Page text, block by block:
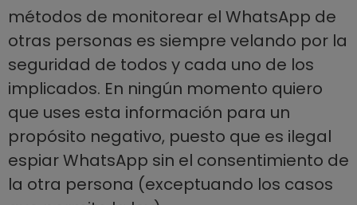
métodos de monitorear el WhatsApp de
otras personas es siempre velando por la
seguridad de todos y cada uno de los
implicados. En ningún momento quiero
que uses esta información para un
propósito negativo, puesto que es ilegal
espiar WhatsApp sin el consentimiento de
la otra persona (exceptuando los casos